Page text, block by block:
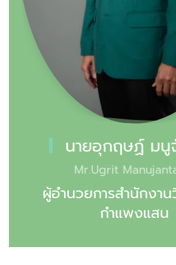
นายอุกฤษฏ์ มนู
Mr.Ugrit
ผู้อำนวยการสำนักงาน
กำแพงแสน